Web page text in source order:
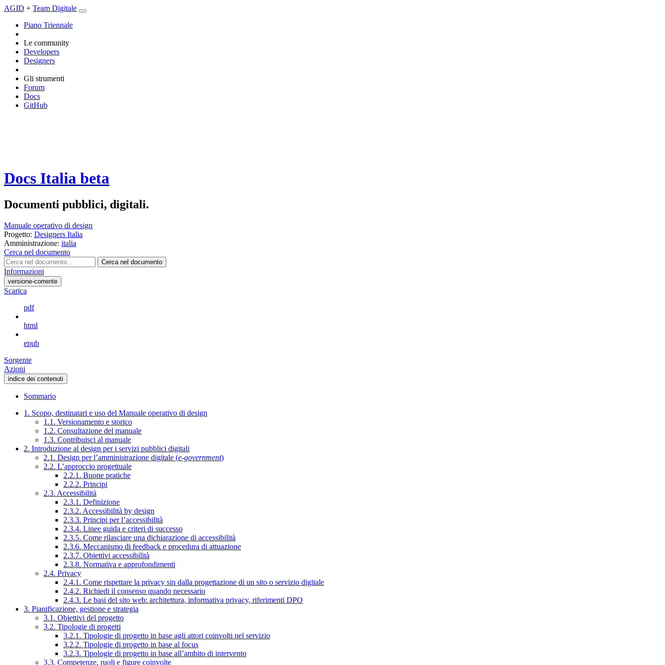
AGID + Team Digitale
Piano Triennale
Le community
Developers
Designers
Gli strumenti
Forum
Docs
GitHub
Docs Italia beta
Documenti pubblici, digitali.
Manuale operativo di design
Progetto: Designers Italia
Amministrazione: italia
Cerca nel documento
Cerca nel documento
Informazioni
versione-corrente
Scarica
pdf
html
epub
Sorgente
Azioni
indice dei contenuti
Sommario
1. Scopo, destinatari e uso del Manuale operativo di design
1.1. Versionamento e storico
1.2. Consultazione del manuale
1.3. Contribuisci al manuale
2. Introduzione al design per i servizi pubblici digitali
2.1. Design per l’amministrazione digitale (e-government)
2.2. L’approccio progettuale
2.2.1. Buone pratiche
2.2.2. Principi
2.3. Accessibilità
2.3.1. Definizione
2.3.2. Accessibilità by design
2.3.3. Principi per l’accessibilità
2.3.4. Linee guida e criteri di successo
2.3.5. Come rilasciare una dichiarazione di accessibilità
2.3.6. Meccanismo di feedback e procedura di attuazione
2.3.7. Obiettivi accessibilità
2.3.8. Normativa e approfondimenti
2.4. Privacy
2.4.1. Come rispettare la privacy sin dalla progettazione di un sito o servizio digitale
2.4.2. Richiedi il consenso quando necessario
2.4.3. Le basi del sito web: architettura, informativa privacy, riferimenti DPO
3. Pianificazione, gestione e strategia
3.1. Obiettivi del progetto
3.2. Tipologie di progetti
3.2.1. Tipologie di progetto in base agli attori coinvolti nel servizio
3.2.2. Tipologie di progetto in base al focus
3.2.3. Tipologie di progetto in base all’ambito di intervento
3.3. Competenze, ruoli e figure coinvolte